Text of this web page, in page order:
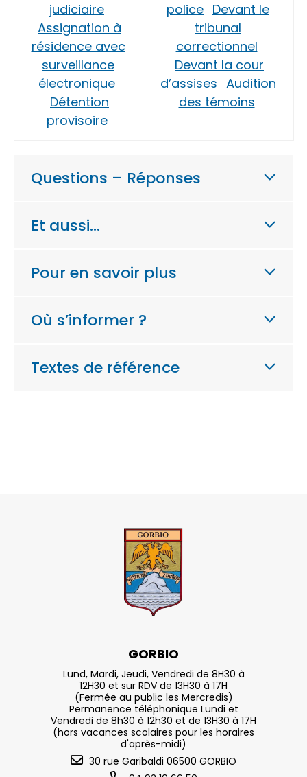
judiciaire
Assignation à
résidence avec
surveillance
électronique
Détention
provisoire
police Devant le
tribunal
correctionnel
Devant la cour
d’assises Audition
des témoins
Questions – Réponses
Et aussi…
Pour en savoir plus
Où s’informer ?
Textes de référence
GORBIO
Lund, Mardi, Jeudi, Vendredi de 8H30 à
12H30 et sur RDV de 13H30 à 17H
(Fermée au public les Mercredis)
Permanence téléphonique Lundi et
Vendredi de 8h30 à 12h30 et de 13H30 à 17H
(hors vacances scolaires pour les horaires
d'après-midi)
30 rue Garibaldi 06500 GORBIO